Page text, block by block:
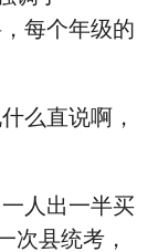
每个年级的
么直说啊，
人出一半买
次县统考，